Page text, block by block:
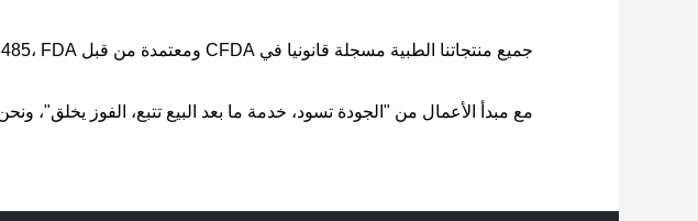
جميع منتجاتنا الطبية مسجلة قانونيا في CFDA ومعتمدة من قبل CE، ISO13485، FDA أو FDA 510K الخ
مع مبدأ الأعمال من "الجودة تسود، خدمة ما بعد البيع تتبع، الفوز يخلق"،